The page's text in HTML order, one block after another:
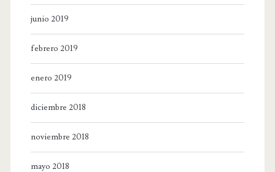
junio 2019
febrero 2019
enero 2019
diciembre 2018
noviembre 2018
mayo 2018